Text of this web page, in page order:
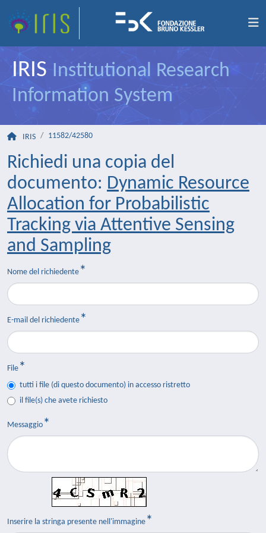
IRIS Institutional Research
Information System
IRIS 11582/42580
Richiedi una copia del
documento: Dynamic Resource
Allocation for Probabilistic
Tracking via Attentive Sensing
and Sampling
Nome del richiedente
E-mail del richiedente
File
tutti i file (di questo documento) in accesso ristretto
il file(s) che avete richiesto
Messaggio
Inserire la stringa presente nell'immagine